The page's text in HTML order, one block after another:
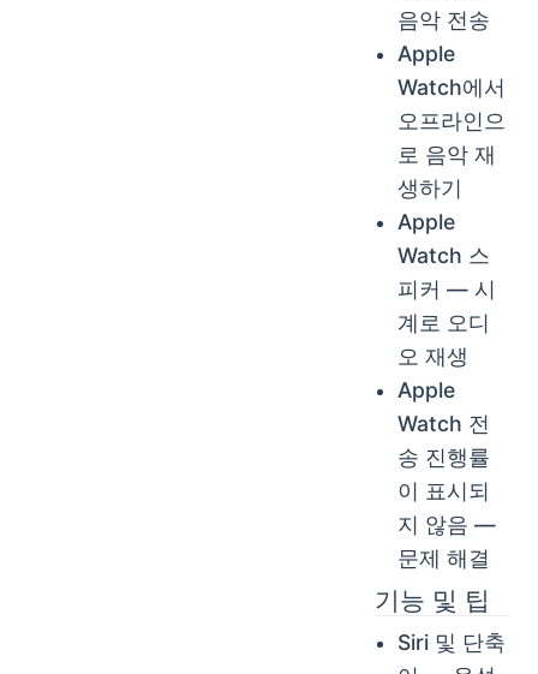
음악 전송
Apple
Watch에서
오프라인으
로 음악 재
생하기
Apple
Watch 스
피커 — 시
계로 오디
오 재생
Apple
Watch 전
송 진행률
이 표시되
지 않음 —
문제 해결
기능 및 팁
Siri 및 단축